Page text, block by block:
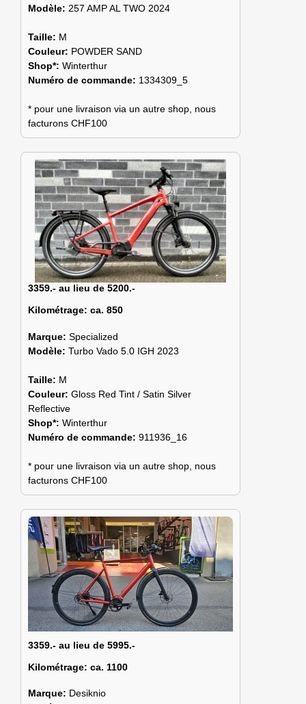
Modèle: 257 AMP AL TWO 2024
Taille: M
Couleur: POWDER SAND
Shop*: Winterthur
Numéro de commande: 1334309_5
* pour une livraison via un autre shop, nous
facturons CHF100
3359.- au lieu de 5200.-
Kilométrage: ca. 850
Marque: Specialized
Modèle: Turbo Vado 5.0 IGH 2023
Taille: M
Couleur: Gloss Red Tint / Satin Silver
Reflective
Shop*: Winterthur
Numéro de commande: 911936_16
* pour une livraison via un autre shop, nous
facturons CHF100
3359.- au lieu de 5995.-
Kilométrage: ca. 1100
Marque: Desiknio